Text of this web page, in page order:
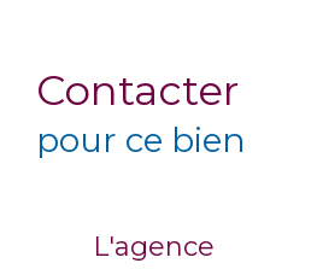
Contacter
pour ce bien
L'agence